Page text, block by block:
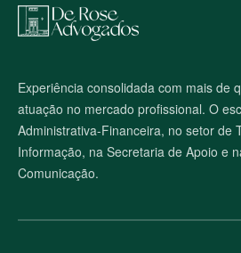
M
a
p
o
s
i
t
e
Experiência consolidada com mais de
atuação no mercado profissional. O
Administrativa-Financeira, no setor de
Informação, na Secretaria de Apoio e
Comunicação.